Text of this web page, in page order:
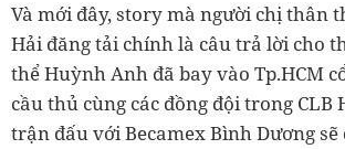
Và mới đây, story mà người chị thân
Hải đăng tải chính là câu trả lời cho
thể Huỳnh Anh đã bay vào Tp.HCM
cầu thủ cùng các đồng đội trong CLB
trận đấu với Becamex Bình Dương